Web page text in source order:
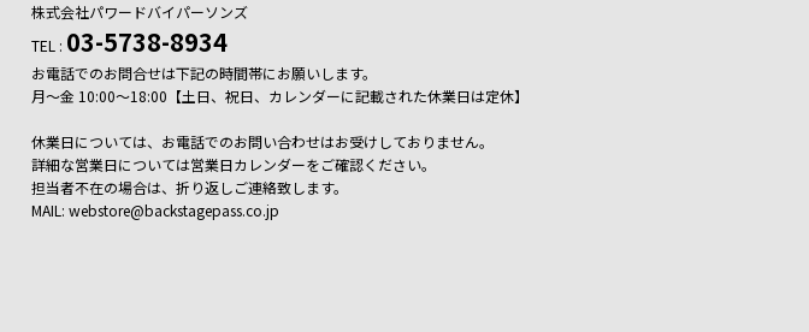
株式会社パワードバイパーソンズ
TEL : 03-5738-8934
お電話でのお問合せは下記の時間帯にお願いします。
月～金 10:00～18:00【土日、祝日、カレンダーに記載された休業日は定休】
休業日については、お電話でのお問い合わせはお受けしておりません。
詳細な営業日については営業日カレンダーをご確認ください。
担当者不在の場合は、折り返しご連絡致します。
MAIL: webstore@backstagepass.co.jp